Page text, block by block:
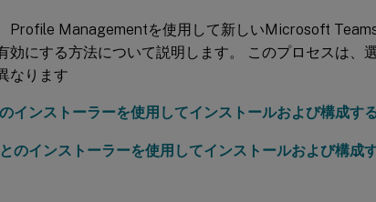
Profile Managementを使用して新しいMicrosoft
効にする方法について説明します。 このプロセスは、
なります
インストーラーを使用してインストールおよび構成す
のインストーラーを使用してインストールおよび構成